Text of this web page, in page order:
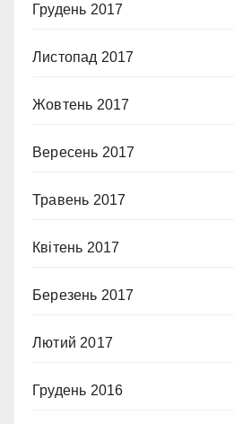
Грудень 2017
Листопад 2017
Жовтень 2017
Вересень 2017
Травень 2017
Квітень 2017
Березень 2017
Лютий 2017
Грудень 2016